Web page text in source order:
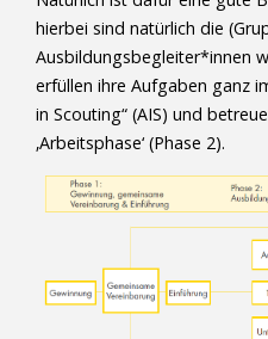
hierbei sind natürlich die
Ausbildungsbegleiter*innen
erfüllen ihre Aufgaben ganz
in Scouting“ (AIS) und
‚Arbeitsphase‘ (Phase 2).